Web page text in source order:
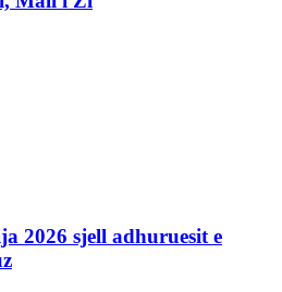
2026 sjell adhuruesit e